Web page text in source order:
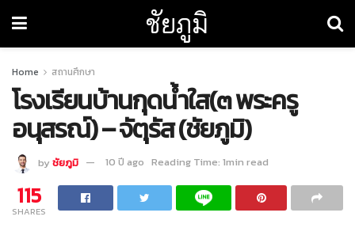
ชัยภูมิ
Home สถานศึกษา
โรงเรียนบ้านกุดน้ำใส(๓ พระครู
อนุสรณ์) – จัตุรัส (ชัยภูมิ)
by ชัยภูมิ 10 ปี ago Reading Time: 1min read
115
SHARES